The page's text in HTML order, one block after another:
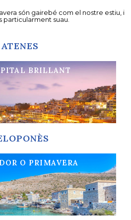
són gairebé com el nostre estiu, i
particularment suau.
ATENES
BRILLANT
entreteniment
informació
O PRIMAVERA
ple de sorpreses
informació